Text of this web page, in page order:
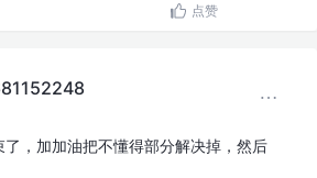
点赞
，加加油把不懂得部分解决掉，然后